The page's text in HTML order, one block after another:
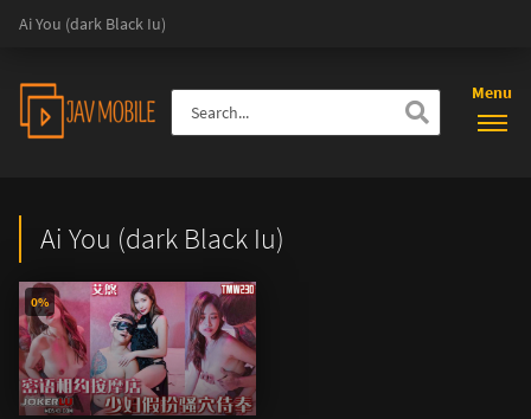
Ai You (dark Black Iu)
Menu
Ai You (dark Black Iu)
0%